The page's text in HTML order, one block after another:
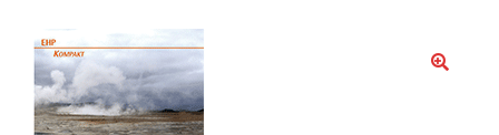
Warenkorb
Warum fair kaufen